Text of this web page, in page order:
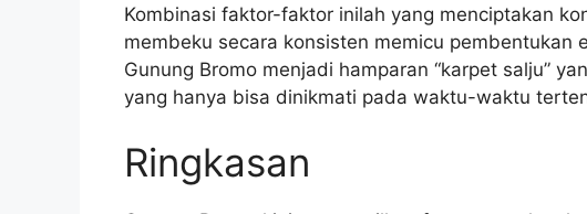
Kombinasi faktor-faktor inilah yang menciptakan
membeku secara konsisten memicu pembentukan
Gunung Bromo menjadi hamparan “karpet salju”
yang hanya bisa dinikmati pada waktu-waktu
Ringkasan